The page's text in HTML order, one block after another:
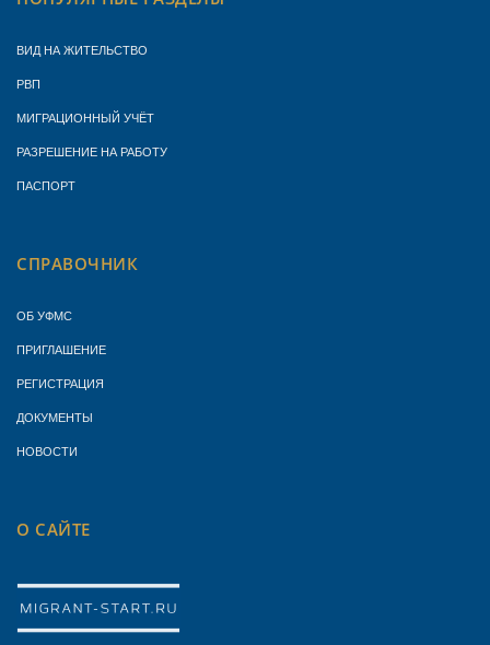
ВИД НА ЖИТЕЛЬСТВО
РВП
МИГРАЦИОННЫЙ УЧЁТ
РАЗРЕШЕНИЕ НА РАБОТУ
ПАСПОРТ
СПРАВОЧНИК
ОБ УФМС
ПРИГЛАШЕНИЕ
РЕГИСТРАЦИЯ
ДОКУМЕНТЫ
НОВОСТИ
О САЙТЕ